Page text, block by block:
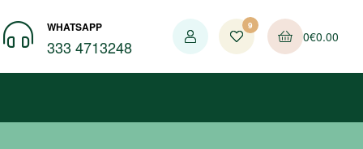
WHATSAPP
333 4713248
9
0€0.00